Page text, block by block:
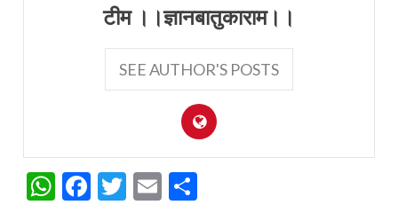
टीम ।।ज्ञानबातुकाराम।।
SEE AUTHOR'S POSTS
WhatsApp
Facebook
Twitter
Email